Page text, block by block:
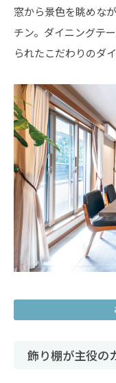
窓から景色を眺めな
チン。ダイニングテ
られたこだわりのダ
飾り棚が主役の